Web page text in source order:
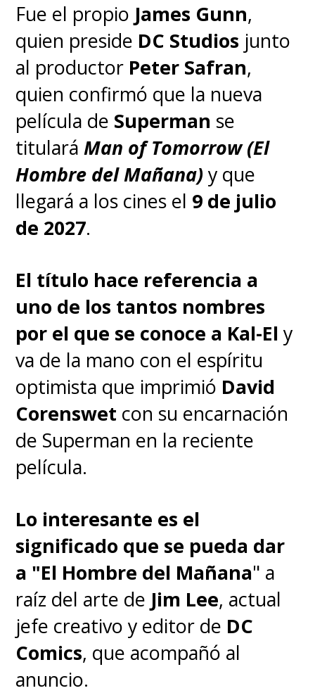
Fue el propio James Gunn,
quien preside DC Studios junto
al productor Peter Safran,
quien confirmó que la nueva
película de Superman se
titularáMan of Tomorrow (El
Hombre del Mañana) y que
llegará a los cines el 9 de julio
de 2027.
El título hace referencia a
uno de los tantos nombres
por el que se conoce a Kal-El y
va de la mano con el espíritu
optimista que imprimió David
Corenswet con su encarnación
de Superman en la reciente
película.
Lo interesante es el
significado que se pueda dar
a "El Hombre del Mañana" a
raíz del arte de Jim Lee, actual
jefe creativo y editor de DC
Comics, que acompañó al
anuncio.